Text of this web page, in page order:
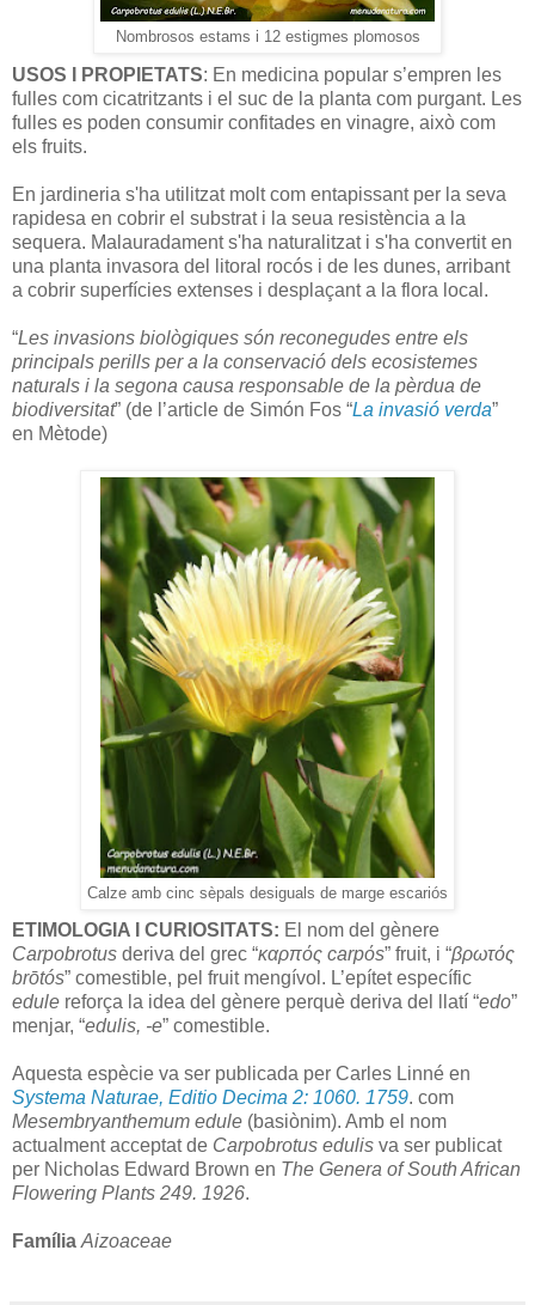
Nombrosos estams i 12 estigmes plomosos
USOS I PROPIETATS: En medicina popular s’empren les
fulles com cicatritzants i el suc de la planta com purgant. Les
fulles es poden consumir confitades en vinagre, això com
els fruits.
En jardineria s'ha utilitzat molt com entapissant per la seva
rapidesa en cobrir el substrat i la seua resistència a la
sequera. Malauradament s'ha naturalitzat i s'ha convertit en
una planta invasora del litoral rocós i de les dunes, arribant
a cobrir superfícies extenses i desplaçant a la flora local.
“Les invasions biològiques són reconegudes entre els
principals perills per a la conservació dels ecosistemes
naturals i la segona causa responsable de la pèrdua de
biodiversitat” (de l’article de Simón Fos “La invasió verda”
en Mètode)
Calze amb cinc sèpals desiguals de marge escariós
ETIMOLOGIA I CURIOSITATS: El nom del gènere
Carpobrotus deriva del grec “καρπός carpόs” fruit, i “βρωτός
brōtós” comestible, pel fruit mengívol. L’epítet específic
edule reforça la idea del gènere perquè deriva del llatí “edo”
menjar, “edulis, -e” comestible.
Aquesta espècie va ser publicada per Carles Linné en
Systema Naturae, Editio Decima 2: 1060. 1759. com
Mesembryanthemum edule (basiònim). Amb el nom
actualment acceptat de Carpobrotus edulis va ser publicat
per Nicholas Edward Brown en The Genera of South African
Flowering Plants 249. 1926.
Família Aizoaceae